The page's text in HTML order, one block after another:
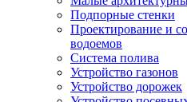
Подпорные стенки
Проектирование и
водоемов
Система полива
Устройство газонов
Устройство дорожек